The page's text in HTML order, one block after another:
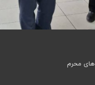
محرم